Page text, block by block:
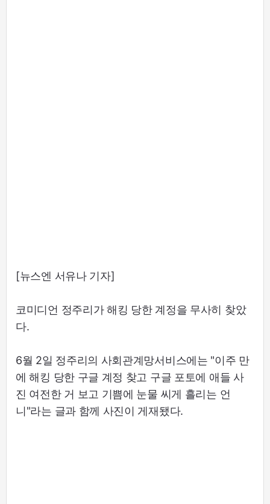
[뉴스엔 서유나 기자]
코미디언 정주리가 해킹 당한 계정을 무사히 찾았
다.
6월 2일 정주리의 사회관계망서비스에는 "이주 만
에 해킹 당한 구글 계정 찾고 구글 포토에 애들 사
진 여전한 거 보고 기쁨에 눈물 씨게 흘리는 언
니"라는 글과 함께 사진이 게재됐다.